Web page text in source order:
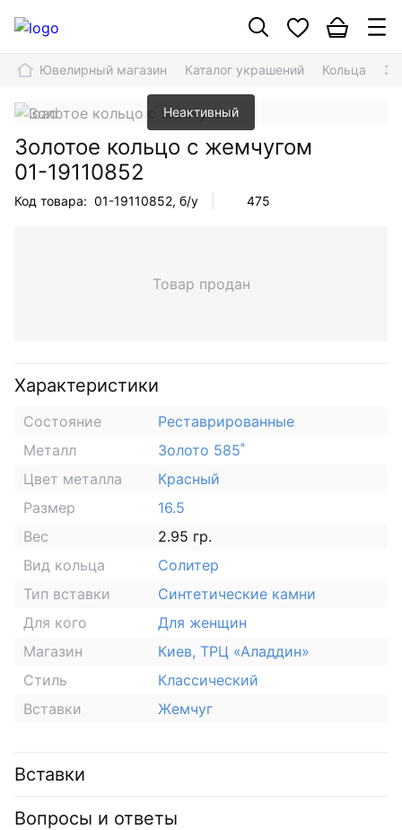
Ювелирный магазин Каталог украшений Кольца
Неактивный
Золотое кольцо с жемчугом
01-19110852
Код товара: 01-19110852, б/у 475
Товар продан
Характеристики
Состояние
Реставрированные
Металл
Золото 585˚
Цвет металла
Красный
Размер
16.5
Вес
2.95 гр.
Вид кольца
Солитер
Тип вставки
Синтетические камни
Для кого
Для женщин
Магазин
Киев, ТРЦ «Аладдин»
Стиль
Классический
Вставки
Жемчуг
Вставки
Вопросы и ответы